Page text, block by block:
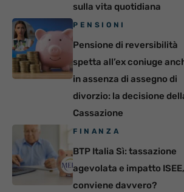
sulla vita quotidiana
PENSIONI
Pensione di reversibilità
spetta all’ex coniuge
in assenza di assegno di
divorzio: la decisione
Cassazione
FINANZA
BTP Italia Sì: tassazione
agevolata e impatto ISEE,
conviene davvero?